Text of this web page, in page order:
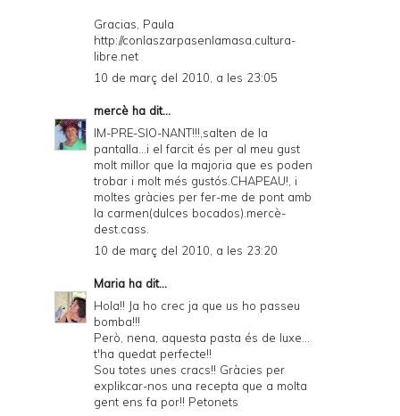
Gracias, Paula
http://conlaszarpasenlamasa.cultura-
libre.net
10 de març del 2010, a les 23:05
mercè ha dit...
IM-PRE-SIO-NANT!!!,salten de la
pantalla...i el farcit és per al meu gust
molt millor que la majoria que es poden
trobar i molt més gustós.CHAPEAU!, i
moltes gràcies per fer-me de pont amb
la carmen(dulces bocados).mercè-
dest.cass.
10 de març del 2010, a les 23:20
Maria ha dit...
Hola!! Ja ho crec ja que us ho passeu
bomba!!!
Però, nena, aquesta pasta és de luxe...
t'ha quedat perfecte!!
Sou totes unes cracs!! Gràcies per
explikcar-nos una recepta que a molta
gent ens fa por!! Petonets